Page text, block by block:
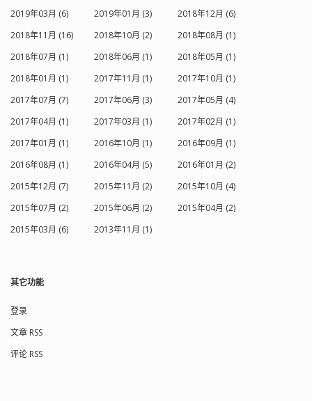
2019年03月 (6)
2019年01月 (3)
2018年12月 (6)
2018年11月 (16)
2018年10月 (2)
2018年08月 (1)
2018年07月 (1)
2018年06月 (1)
2018年05月 (1)
2018年01月 (1)
2017年11月 (1)
2017年10月 (1)
2017年07月 (7)
2017年06月 (3)
2017年05月 (4)
2017年04月 (1)
2017年03月 (1)
2017年02月 (1)
2017年01月 (1)
2016年10月 (1)
2016年09月 (1)
2016年08月 (1)
2016年04月 (5)
2016年01月 (2)
2015年12月 (7)
2015年11月 (2)
2015年10月 (4)
2015年07月 (2)
2015年06月 (2)
2015年04月 (2)
2015年03月 (6)
2013年11月 (1)
其它功能
登录
文章 RSS
评论 RSS